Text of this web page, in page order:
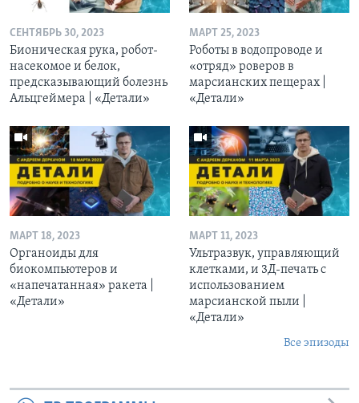
СЕНТЯБРЬ 30, 2023
Бионическая рука, робот-
насекомое и белок,
предсказывающий болезнь
Альцгеймера | «Детали»
МАРТ 25, 2023
Роботы в водопроводе и
«отряд» роверов в
марсианских пещерах |
«Детали»
МАРТ 18, 2023
Органоиды для
биокомпьютеров и
«напечатанная» ракета |
«Детали»
МАРТ 11, 2023
Ультразвук, управляющий
клетками, и 3Д-печать c
использованием
марсианской пыли |
«Детали»
Все эпизоды